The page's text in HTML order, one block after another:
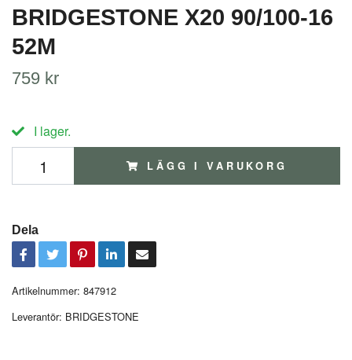
BRIDGESTONE X20 90/100-16
52M
759 kr
I lager.
LÄGG I VARUKORG
Dela
Artikelnummer: 847912
Leverantör: BRIDGESTONE